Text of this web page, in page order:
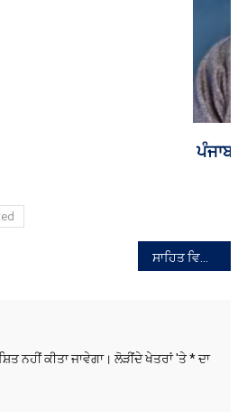
ਦੀ ਮਾਨ ਸਰਕਾਰ ਨੂੰ ਚੁਕਾਉਣੀ
ਨਹੀਂ ਕੀਤਾ ਜਾਵੇਗਾ। ਲੋੜੀਂਦੇ ਖੇਤਰਾਂ 'ਤੇ*ਦਾ